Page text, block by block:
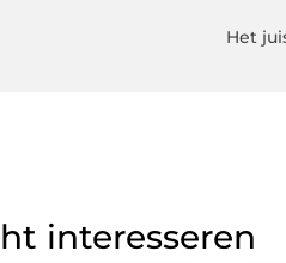
Het
interesseren